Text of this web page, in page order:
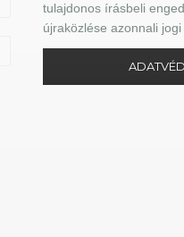
tulajdonos írásbeli
újraközlése azonnali